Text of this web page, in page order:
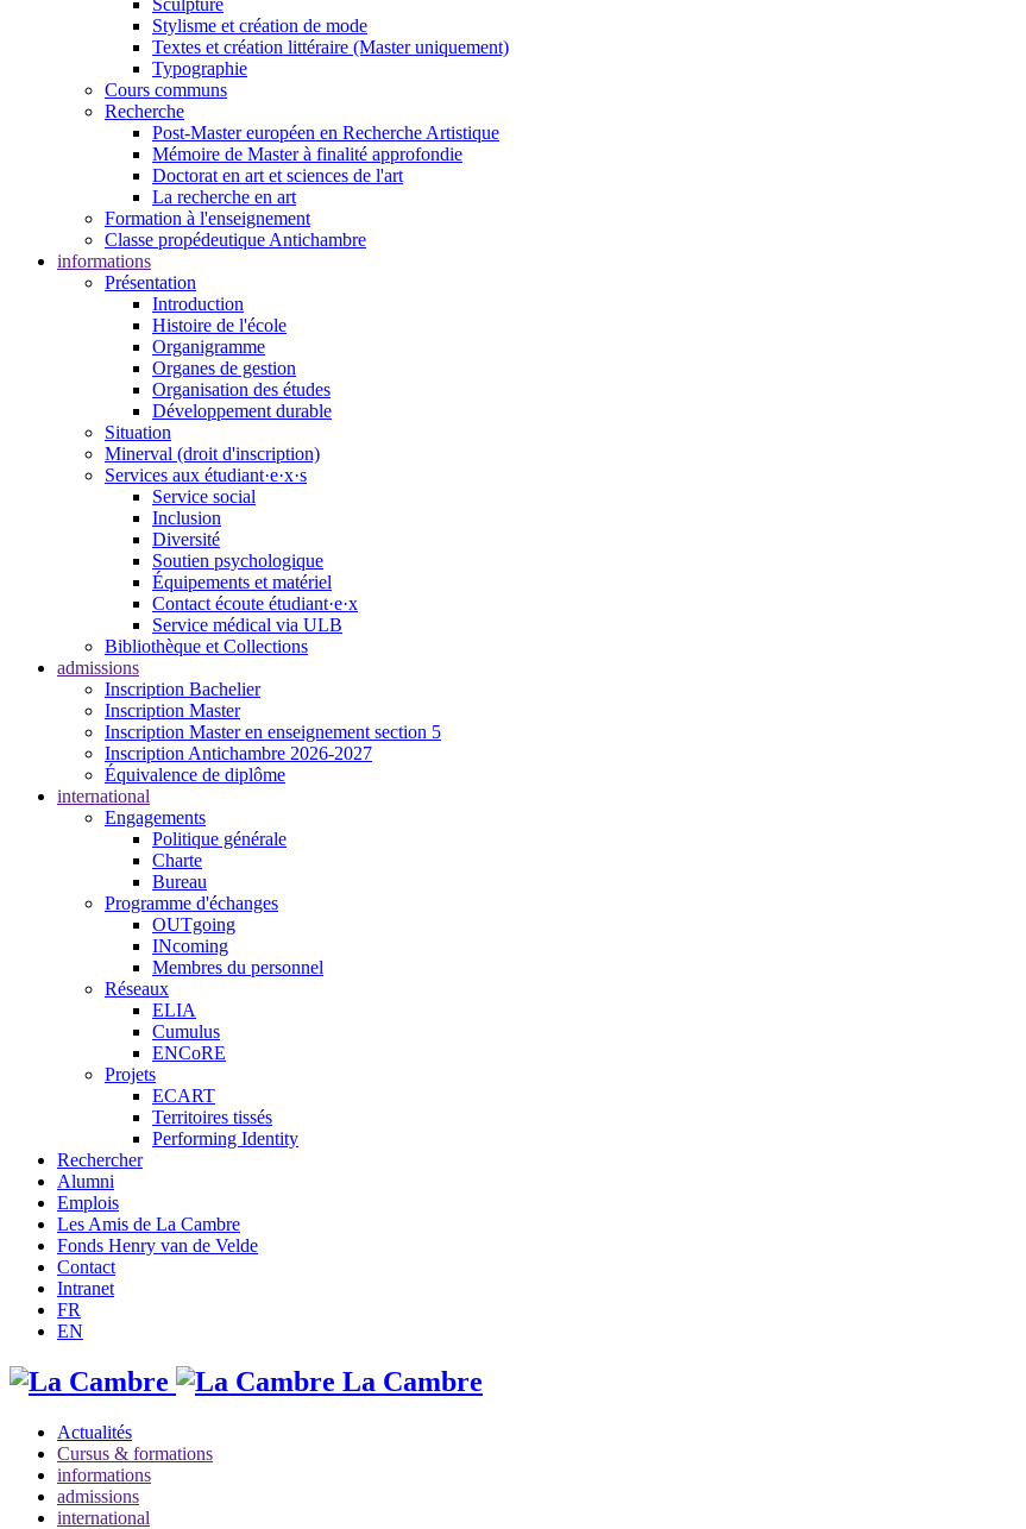
Stylisme et création de mode
Textes et création littéraire (Master uniquement)
Typographie
Cours communs
Recherche
Post-Master européen en Recherche Artistique
Mémoire de Master à finalité approfondie
Doctorat en art et sciences de l'art
La recherche en art
Formation à l'enseignement
Classe propédeutique Antichambre
informations
Présentation
Introduction
Histoire de l'école
Organigramme
Organes de gestion
Organisation des études
Développement durable
Situation
Minerval (droit d'inscription)
Services aux étudiant·e·x·s
Service social
Inclusion
Diversité
Soutien psychologique
Équipements et matériel
Contact écoute étudiant·e·x
Service médical via ULB
Bibliothèque et Collections
admissions
Inscription Bachelier
Inscription Master
Inscription Master en enseignement section 5
Inscription Antichambre 2026-2027
Équivalence de diplôme
international
Engagements
Politique générale
Charte
Bureau
Programme d'échanges
OUTgoing
INcoming
Membres du personnel
Réseaux
ELIA
Cumulus
ENCoRE
Projets
ECART
Territoires tissés
Performing Identity
Rechercher
Alumni
Emplois
Les Amis de La Cambre
Fonds Henry van de Velde
Contact
Intranet
FR
EN
La Cambre
Actualités
Cursus & formations
informations
admissions
international